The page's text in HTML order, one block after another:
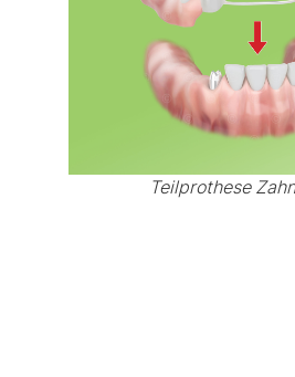
Teilprothese